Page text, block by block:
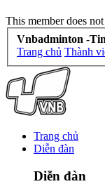
This member does
Vnbadminton -
Trang chủ Thành
Trang chủ
Diễn đàn
Diễn đàn